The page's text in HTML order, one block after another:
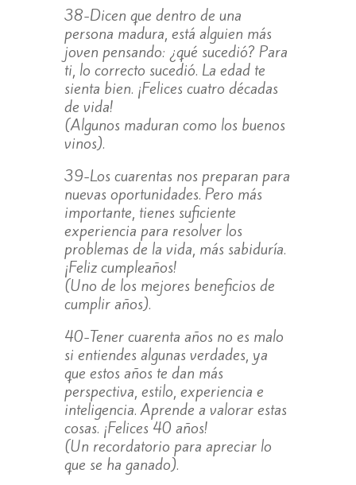
38-Dicen que dentro de una
persona madura, está alguien más
joven pensando: ¿qué sucedió? Para
ti, lo correcto sucedió. La edad te
sienta bien. ¡Felices cuatro décadas
de vida!
(Algunos maduran como los buenos
vinos).
39-Los cuarentas nos preparan para
nuevas oportunidades. Pero más
importante, tienes suficiente
experiencia para resolver los
problemas de la vida, más sabiduría.
¡Feliz cumpleaños!
(Uno de los mejores beneficios de
cumplir años).
40-Tener cuarenta años no es malo
si entiendes algunas verdades, ya
que estos años te dan más
perspectiva, estilo, experiencia e
inteligencia. Aprende a valorar estas
cosas. ¡Felices 40 años!
(Un recordatorio para apreciar lo
que se ha ganado).